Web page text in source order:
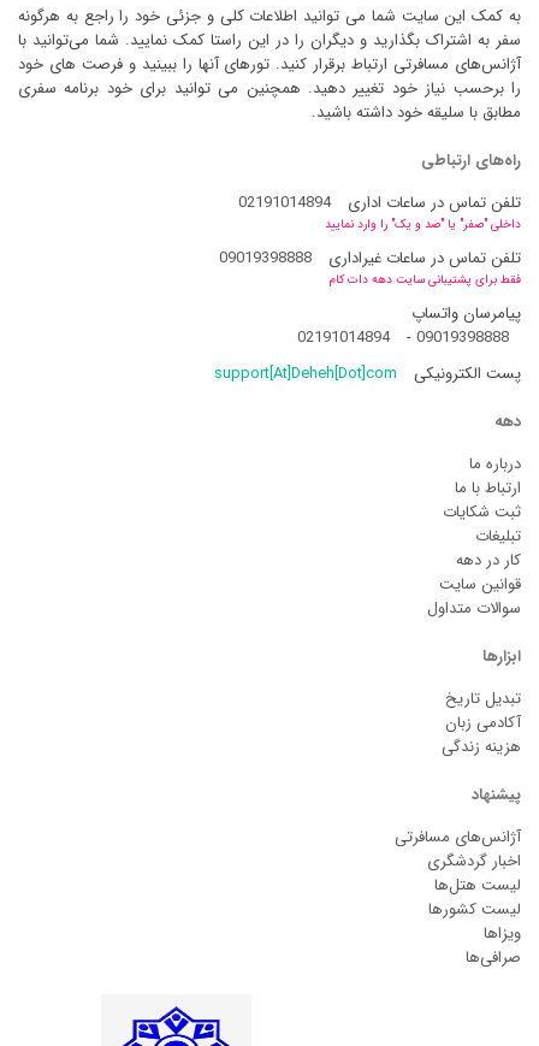
به کمک این سایت شما می توانید اطلاعات کلی و جزئی خود را راجع به هرگونه
سفر به اشتراک بگذارید و دیگران را در این راستا کمک نمایید. شما می‌توانید با
آژانس‌های مسافرتی ارتباط برقرار کنید. تورهای آنها را ببینید و فرصت های خود
را برحسب نیاز خود تغییر دهید. همچنین می توانید برای خود برنامه سفری
مطابق با سلیقه خود داشته باشید.
راه‌های ارتباطی
تلفن تماس در ساعات اداری
02191014894
داخلی "صفر" یا "صد و یک" را وارد نمایید
تلفن تماس در ساعات غیراداری 09019398888
فقط برای پشتیبانی سایت دهه دات کام
پیامرسان واتساپ
09019398888
-
02191014894
پست الکترونیکی
support[At]Deheh[Dot]com
دهه
درباره ما
ارتباط با ما
ثبت شکایات
تبلیغات
کار در دهه
قوانین سایت
سوالات متداول
ابزارها
تبدیل تاریخ
آکادمی زبان
هزینه زندگی
پیشنهاد
آژانس‌های مسافرتی
اخبار گردشگری
لیست هتل‌ها
لیست کشورها
ویزاها
صرافی‌ها